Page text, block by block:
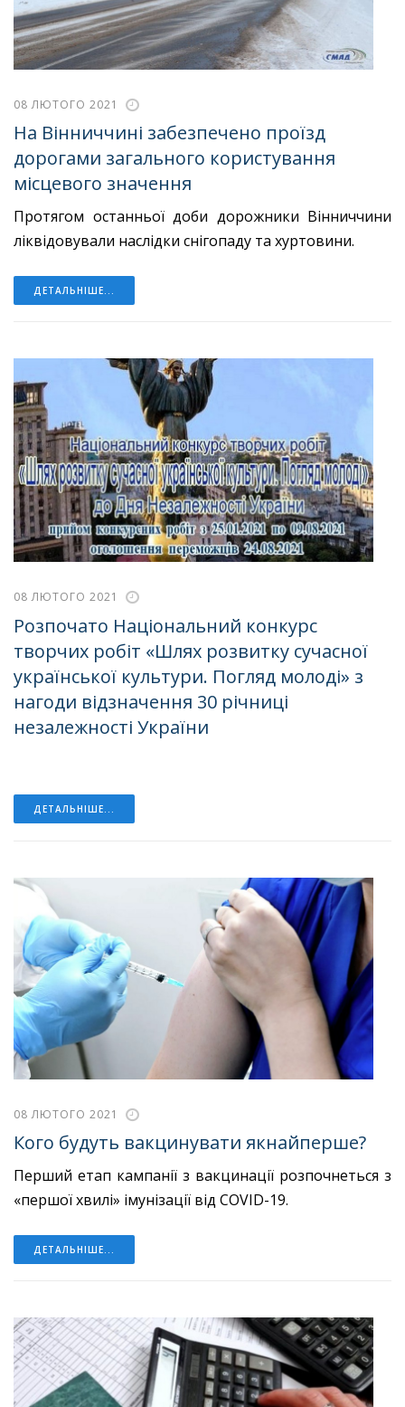
08 ЛЮТОГО 2021
На Вінниччині забезпечено проїзд
дорогами загального користування
місцевого значення
Протягом останньої доби дорожники Вінниччини
ліквідовували наслідки снігопаду та хуртовини.
ДЕТАЛЬНІШЕ...
08 ЛЮТОГО 2021
Розпочато Національний конкурс
творчих робіт «Шлях розвитку сучасної
української культури. Погляд молоді» з
нагоди відзначення 30 річниці
незалежності України
ДЕТАЛЬНІШЕ...
08 ЛЮТОГО 2021
Кого будуть вакцинувати якнайперше?
Перший етап кампанії з вакцинації розпочнеться з
«першої хвилі» імунізації від COVID-19.
ДЕТАЛЬНІШЕ...